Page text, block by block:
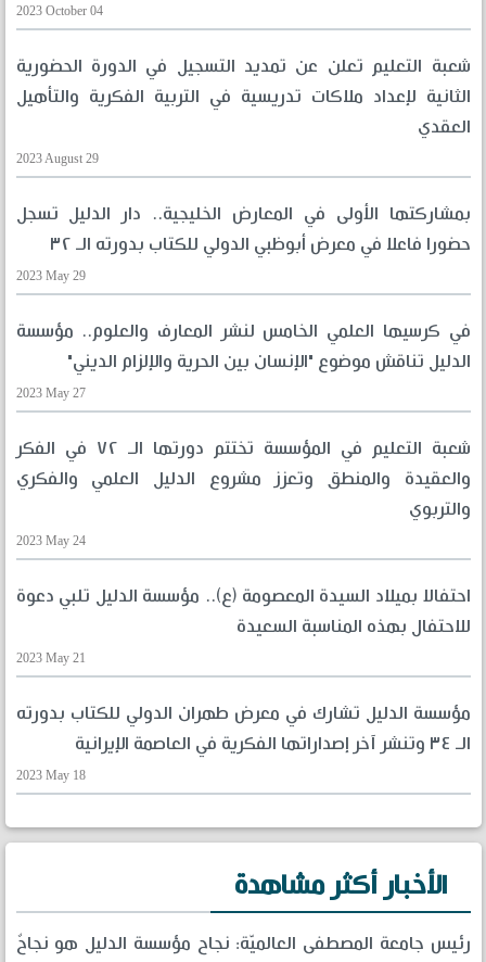
2023 October 04
شعبة التعليم تعلن عن تمديد التسجيل في الدورة الحضورية
الثانية لإعداد ملاكات تدريسية في التربية الفكرية والتأهيل
العقدي
2023 August 29
بمشاركتها الأولى في المعارض الخليجية.. دار الدليل تسجل
حضورا فاعلا في معرض أبوظبي الدولي للكتاب بدورته الـ ٣٢
2023 May 29
في كرسيها العلمي الخامس لنشر المعارف والعلوم.. مؤسسة
الدليل تناقش موضوع "الإنسان بين الحرية والإلزام الديني"
2023 May 27
شعبة التعليم في المؤسسة تختتم دورتها الـ ٧٢ في الفكر
والعقيدة والمنطق وتعزز مشروع الدليل العلمي والفكري
والتربوي
2023 May 24
احتفالا بميلاد السيدة المعصومة (ع).. مؤسسة الدليل تلبي دعوة
للاحتفال بهذه المناسبة السعيدة
2023 May 21
مؤسسة الدليل تشارك في معرض طهران الدولي للكتاب بدورته
الـ ٣٤ وتنشر آخر إصداراتها الفكرية في العاصمة الإيرانية
2023 May 18
الأخبار أكثر مشاهدة
رئيس جامعة المصطفى العالميّة: نجاح مؤسسة الدليل هو نجاحٌ